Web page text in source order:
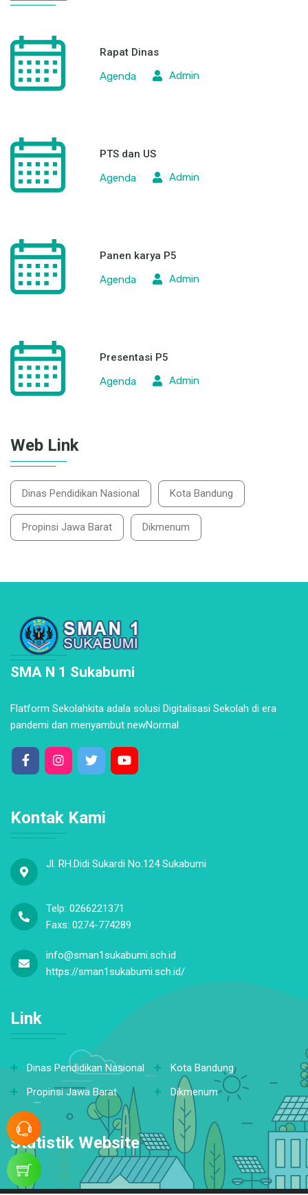
Rapat Dinas
Agenda
Admin
PTS dan US
Agenda
Admin
Panen karya P5
Agenda
Admin
Presentasi P5
Agenda
Admin
Web Link
Dinas Pendidikan Nasional Kota Bandung
Propinsi Jawa Barat Dikmenum
SMA N 1 Sukabumi
Flatform Sekolahkita adala solusi Digitalisasi Sekolah di era
pandemi dan menyambut newNormal
Kontak Kami
Jl. RH.Didi Sukardi No.124 Sukabumi
Telp: 0266221371
Faxs: 0274-774289
info@sman1sukabumi.sch.id
https://sman1sukabumi.sch.id/
Link
Dinas Pendidikan Nasional
Kota Bandung
Propinsi Jawa Barat
Dikmenum
Statistik Website